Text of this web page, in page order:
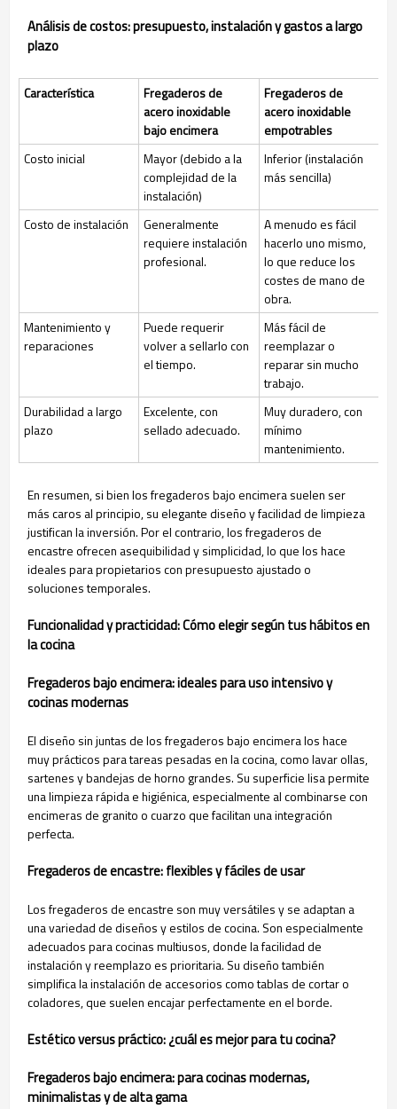
Análisis de costos: presupuesto, instalación y gastos a largo
plazo
Característica
Fregaderos de
acero inoxidable
bajo encimera
Fregaderos de
acero inoxidable
empotrables
Costo inicial
Mayor (debido a la
complejidad de la
instalación)
Inferior (instalación
más sencilla)
Costo de instalación
Generalmente
requiere instalación
profesional.
A menudo es fácil
hacerlo uno mismo,
lo que reduce los
costes de mano de
obra.
Mantenimiento y
reparaciones
Puede requerir
volver a sellarlo con
el tiempo.
Más fácil de
reemplazar o
reparar sin mucho
trabajo.
Durabilidad a largo
plazo
Excelente, con
sellado adecuado.
Muy duradero, con
mínimo
mantenimiento.
En resumen, si bien los fregaderos bajo encimera suelen ser
más caros al principio, su elegante diseño y facilidad de limpieza
justifican la inversión. Por el contrario, los fregaderos de
encastre ofrecen asequibilidad y simplicidad, lo que los hace
ideales para propietarios con presupuesto ajustado o
soluciones temporales.
Funcionalidad y practicidad: Cómo elegir según tus hábitos en
la cocina
Fregaderos bajo encimera: ideales para uso intensivo y
cocinas modernas
El diseño sin juntas de los fregaderos bajo encimera los hace
muy prácticos para tareas pesadas en la cocina, como lavar ollas,
sartenes y bandejas de horno grandes. Su superficie lisa permite
una limpieza rápida e higiénica, especialmente al combinarse con
encimeras de granito o cuarzo que facilitan una integración
perfecta.
Fregaderos de encastre: flexibles y fáciles de usar
Los fregaderos de encastre son muy versátiles y se adaptan a
una variedad de diseños y estilos de cocina. Son especialmente
adecuados para cocinas multiusos, donde la facilidad de
instalación y reemplazo es prioritaria. Su diseño también
simplifica la instalación de accesorios como tablas de cortar o
coladores, que suelen encajar perfectamente en el borde.
Estético versus práctico: ¿cuál es mejor para tu cocina?
Fregaderos bajo encimera: para cocinas modernas,
minimalistas y de alta gama